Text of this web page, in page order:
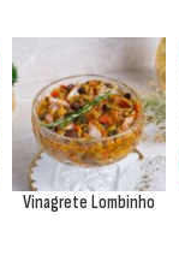
Vinagrete Lombinho